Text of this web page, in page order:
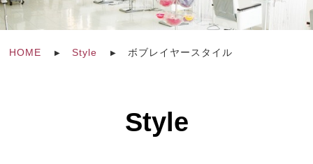
HOME Style ボブレイヤースタイル
Style